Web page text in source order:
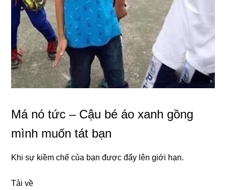
Má nó tức – Cậu bé áo xanh gồng
mình muốn tát bạn
Khi sự kiềm chế của bạn được đẩy lên giới hạn.
Tải về